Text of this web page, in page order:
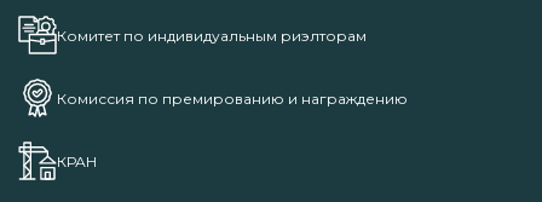
Комитет по индивидуальным риэлторам
Комиссия по премированию и награждению
КРАН